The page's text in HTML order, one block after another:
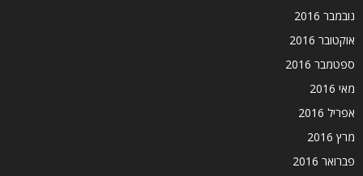
נובמבר 2016
אוקטובר 2016
ספטמבר 2016
מאי 2016
אפריל 2016
מרץ 2016
פברואר 2016